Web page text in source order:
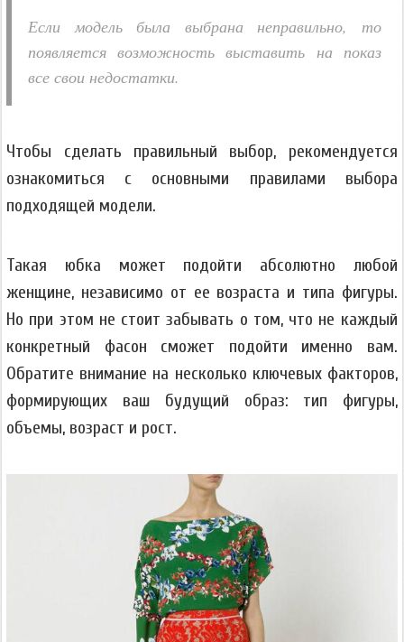
Если модель была выбрана неправильно, то
появляется возможность выставить на показ
все свои недостатки.
Чтобы сделать правильный выбор, рекомендуется
ознакомиться с основными правилами выбора
подходящей модели.
Такая юбка может подойти абсолютно любой
женщине, независимо от ее возраста и типа фигуры.
Но при этом не стоит забывать о том, что не каждый
конкретный фасон сможет подойти именно вам.
Обратите внимание на несколько ключевых факторов,
формирующих ваш будущий образ: тип фигуры,
объемы, возраст и рост.